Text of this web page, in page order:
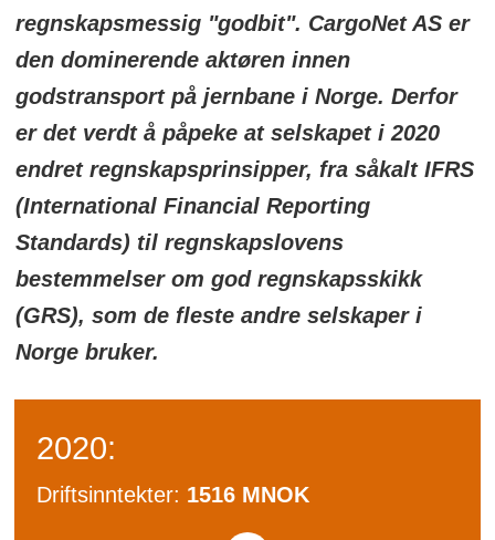
regnskapsmessig "godbit". CargoNet AS er
den dominerende aktøren innen
godstransport på jernbane i Norge. Derfor
er det verdt å påpeke at selskapet i 2020
endret regnskapsprinsipper, fra såkalt IFRS
(International Financial Reporting
Standards) til regnskapslovens
bestemmelser om god regnskapsskikk
(GRS), som de fleste andre selskaper i
Norge bruker.
2020:
Driftsinntekter: 1516 MNOK